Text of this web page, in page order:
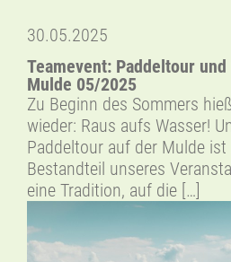
30.05.2025
Teamevent: Paddeltour
Mulde 05/2025
Zu Beginn des Sommers
wieder: Raus aufs Wasser!
Paddeltour auf der Mulde
Bestandteil unseres
eine Tradition, auf die […]